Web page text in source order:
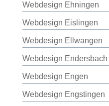
Webdesign Ehningen
Webdesign Eislingen
Webdesign Ellwangen
Webdesign Endersbach
Webdesign Engen
Webdesign Engstingen